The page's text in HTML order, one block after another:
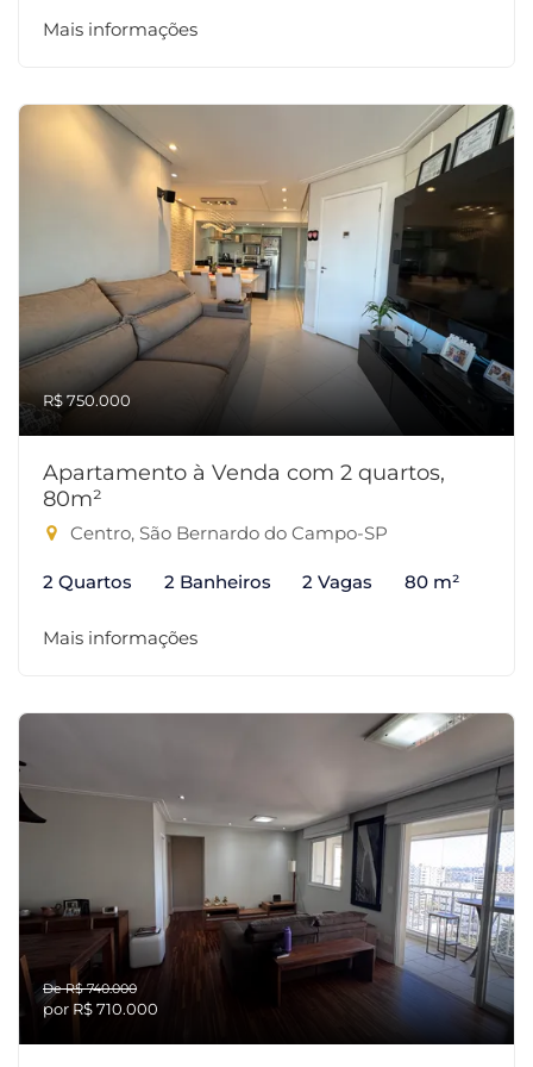
Mais informações
R$ 750.000
Apartamento à Venda com 2 quartos,
80m²
Centro, São Bernardo do Campo-SP
2 Quartos 2 Banheiros 2 Vagas 80 m²
Mais informações
De R$ 740.000
por R$ 710.000